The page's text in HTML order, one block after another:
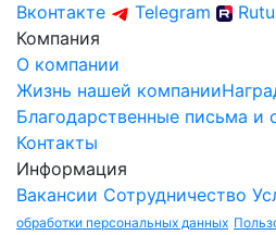
Вконтакте
Telegram
Компания
О компании
Жизнь нашей компании
Благодарственные письма и
Контакты
Информация
Вакансии Сотрудничество
обработки персональных данных